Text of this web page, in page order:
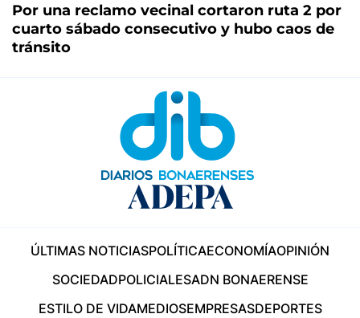
Por una reclamo vecinal cortaron ruta 2 por
cuarto sábado consecutivo y hubo caos de
tránsito
ÚLTIMAS NOTICIASPOLÍTICAECONOMÍAOPINIÓN
SOCIEDADPOLICIALESADN BONAERENSE
ESTILO DE VIDAMEDIOSEMPRESASDEPORTES